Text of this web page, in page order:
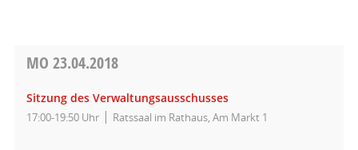
MO 23.04.2018
Sitzung des Verwaltungsausschusses
17:00-19:50 Uhr Ratssaal im Rathaus, Am Markt 1